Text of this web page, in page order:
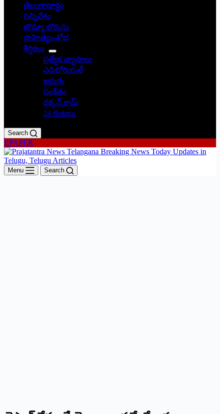
తెలంగాణార్థం
సన్నివేశం
బొమ్మా బొరుసు
సాహిత్యం-శోభ
శీర్షికలు
ప్రత్యేక వ్యాసాలు
ఎడిటోరియల్
అరుగు
సంకేతం
దక్కన్.కామ్
24 గంటలు
Search
EPAPER
Menu Search